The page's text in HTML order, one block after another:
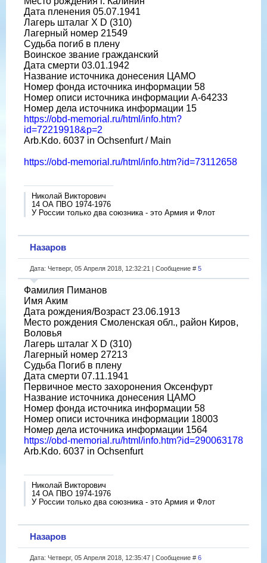
Дата пленения 05.07.1941
Лагерь шталаг X D (310)
Лагерный номер 21549
Судьба погиб в плену
Воинское звание гражданский
Дата смерти 03.01.1942
Название источника донесения ЦАМО
Номер фонда источника информации 58
Номер описи источника информации A-64233
Номер дела источника информации 15
https://obd-memorial.ru/html/info.htm?
id=72219918&p=2
Arb.Kdo. 6037 in Ochsenfurt / Main
https://obd-memorial.ru/html/info.htm?id=73112658
Николай Викторович
14 ОА ПВО 1974-1976
У России только два союзника - это Армия и Флот
Назаров
Дата: Четверг, 05 Апреля 2018, 12:32:21 | Сообщение # 5
Фамилия Пиманов
Имя Аким
Дата рождения/Возраст 23.06.1913
Место рождения Смоленская обл., район Киров,
Воловья
Лагерь шталаг X D (310)
Лагерный номер 27213
Судьба Погиб в плену
Дата смерти 07.11.1941
Первичное место захоронения Оксенфурт
Название источника донесения ЦАМО
Номер фонда источника информации 58
Номер описи источника информации 18003
Номер дела источника информации 1564
https://obd-memorial.ru/html/info.htm?id=290063178
Arb.Kdo. 6037 in Ochsenfurt
Николай Викторович
14 ОА ПВО 1974-1976
У России только два союзника - это Армия и Флот
Назаров
Дата: Четверг, 05 Апреля 2018, 12:35:47 | Сообщение # 6